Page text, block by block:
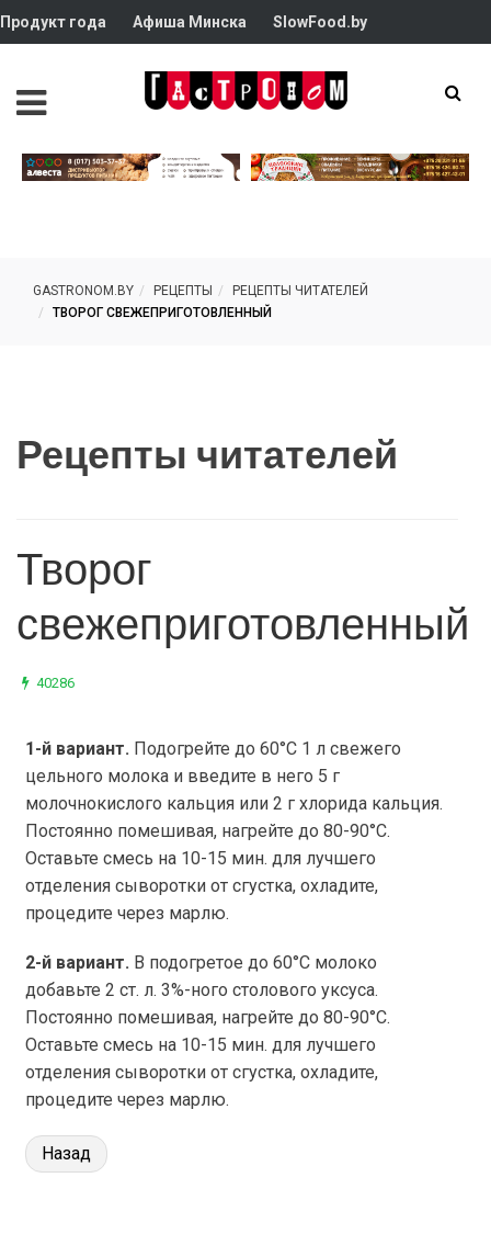
Продукт года Афиша Минска SlowFood.by
GASTRONOM.BY РЕЦЕПТЫ
РЕЦЕПТЫ ЧИТАТЕЛЕЙ
ТВОРОГ СВЕЖЕПРИГОТОВЛЕННЫЙ
Рецепты читателей
Творог
свежеприготовленный
40286
1-й вариант. Подогрейте до 60°С 1 л свежего
цельного молока и введите в него 5 г
молочнокислого кальция или2 г хлорида кальция.
Постоянно помешивая, нагрейте до 80-90°С.
Оставьте смесь на 10-15 мин. для лучшего
отделения сыворотки от сгустка, охладите,
процедите через марлю.
2-й вариант. В подогретое до 60°С молоко
добавьте 2 ст. л. 3%-ного столового уксуса.
Постоянно помешивая, нагрейте до 80-90°С.
Оставьте смесь на 10-15 мин. для лучшего
отделения сыворотки от сгустка, охладите,
процедите через марлю.
Назад